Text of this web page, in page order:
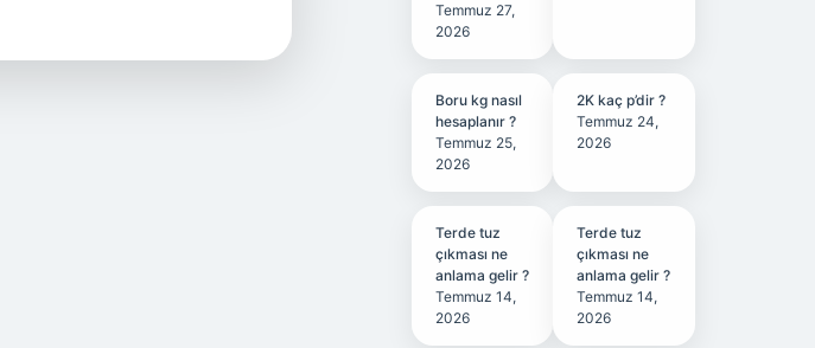
Temmuz 27,
2026
Boru kg nasıl
hesaplanır ?
Temmuz 25,
2026
2K kaç p’dir ?
Temmuz 24,
2026
Terde tuz
çıkması ne
anlama gelir ?
Temmuz 14,
2026
Terde tuz
çıkması ne
anlama gelir ?
Temmuz 14,
2026